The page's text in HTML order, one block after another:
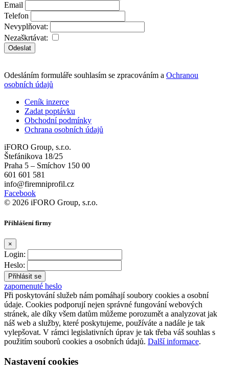
Email
Telefon
Nevyplňovat:
Nezaškrtávat:
Odeslat
Odesláním formuláře souhlasím se zpracováním a Ochranou
osobních údajů
Ceník inzerce
Zadat poptávku
Obchodní podmínky
Ochrana osobních údajů
iFORO Group, s.r.o.
Štefánikova 18/25
Praha 5 – Smíchov 150 00
601 601 581
info@firemniprofil.cz
Facebook
© 2026 iFORO Group, s.r.o.
Přihlášení firmy
×
Login:
Heslo:
zapomenuté heslo
Při poskytování služeb nám pomáhají soubory cookies a osobní
údaje. Cookies podporují nejen správné fungování webových
stránek, ale díky všem datům můžeme porozumět a analyzovat jak
náš web a služby, které poskytujeme, používáte a nadále je tak
vylepšovat. V rámci legislativních úprav je tak třeba váš souhlas s
použitím souborů cookies a osobních údajů. Další informace.
Nastavení cookies